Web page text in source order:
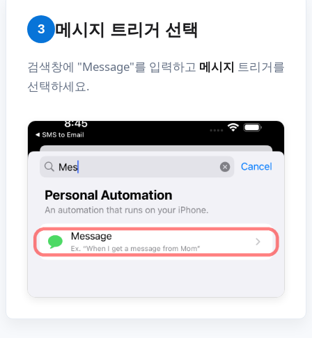
3 메시지 트리거 선택
검색창에 "Message"를 입력하고 메시지 트리거를
선택하세요.